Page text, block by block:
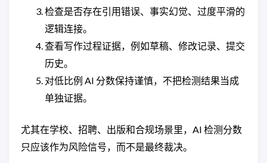
检查是否存在引用错误、事实幻觉、过度平滑的
逻辑连接。
查看写作过程证据，例如草稿、修改记录、提交
历史。
对低比例 AI 分数保持谨慎，不把检测结果当成
单独证据。
尤其在学校、招聘、出版和合规场景里，AI 检测分数
只应该作为风险信号，而不是最终裁决。